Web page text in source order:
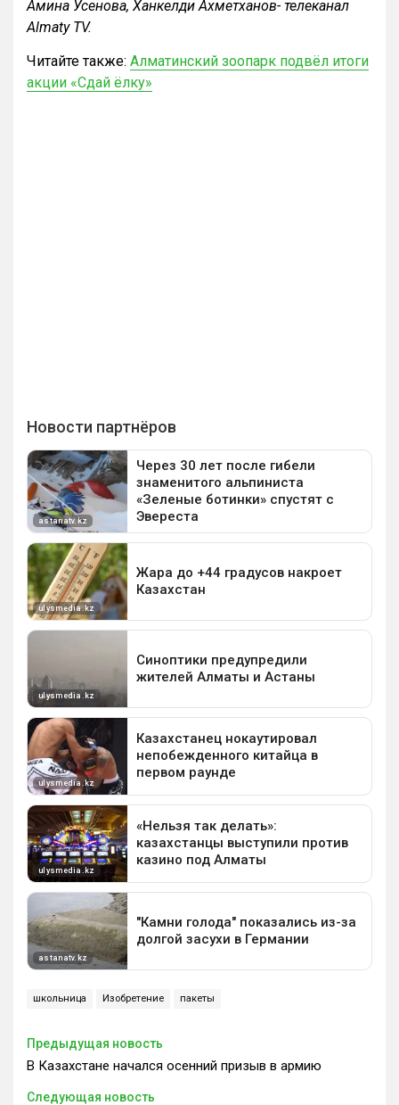
Амина Усенова, Ханкелди Ахметханов- телеканал
Almaty TV.
Читайте также: Алматинский зоопарк подвёл итоги
акции «Сдай ёлку»
школьница Изобретение пакеты
Предыдущая новость
В Казахстане начался осенний призыв в армию
Следующая новость